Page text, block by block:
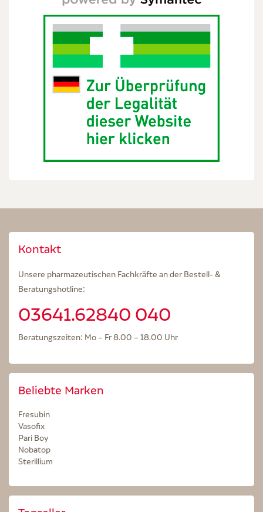
Kontakt
Unsere pharmazeutischen Fachkräfte an der Bestell- &
Beratungshotline:
03641.62840 040
Beratungszeiten: Mo – Fr 8.00 – 18.00 Uhr
Beliebte Marken
Fresubin
Vasofix
Pari Boy
Nobatop
Sterillium